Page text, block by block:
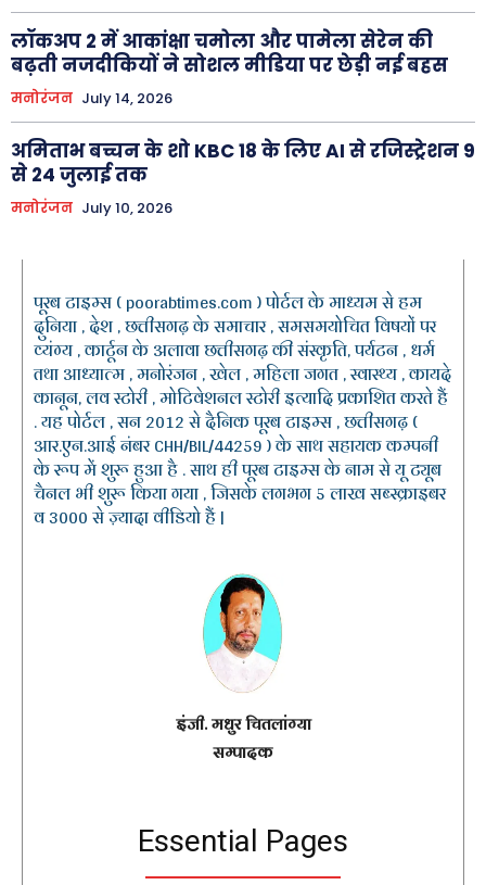
लॉकअप 2 में आकांक्षा चमोला और पामेला सेरेन की
बढ़ती नजदीकियों ने सोशल मीडिया पर छेड़ी नई बहस
मनोरंजन July 14, 2026
अमिताभ बच्चन के शो KBC 18 के लिए AI से रजिस्ट्रेशन 9
से 24 जुलाई तक
मनोरंजन July 10, 2026
पूरब टाइम्स ( poorabtimes.com ) पोर्टल के माध्यम से हम
दुनिया , देश , छत्तीसगढ़ के समाचार , समसमयोचित विषयों पर
व्यंग्य , कार्टून के अलावा छत्तीसगढ़ की संस्कृति, पर्यटन , धर्म
तथा आध्यात्म , मनोरंजन , खेल , महिला जगत , स्वास्थ्य , कायदे
कानून, लव स्टोरी , मोटिवेशनल स्टोरी इत्यादि प्रकाशित करते हैं
. यह पोर्टल , सन 2012 से दैनिक पूरब टाइम्स , छत्तीसगढ़ (
आर.एन.आई नंबर CHH/BIL/44259 ) के साथ सहायक कम्पनी
के रूप में शुरू हुआ है . साथ ही पूरब टाइम्स के नाम से यू ट्यूब
चैनल भी शुरू किया गया , जिसके लगभग 5 लाख सब्स्क्राइबर
व 3000 से ज़्यादा वीडियो हैं |
इंजी. मधुर चितलांग्या
सम्पादक
Essential Pages